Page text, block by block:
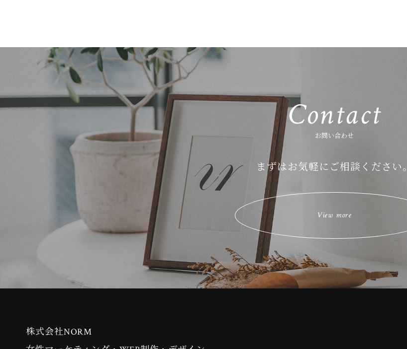
Contact
お問い合わせ
まずはお気軽にご相談ください。
View more
株式会社NORM